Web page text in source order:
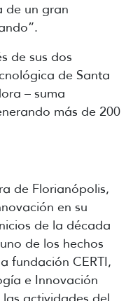
de un gran
de sus dos
de Santa
– suma
más de 200
de Florianópolis,
en su
de la década
de los hechos
fundación CERTI,
e Innovación